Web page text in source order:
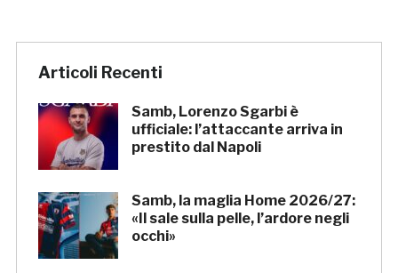
Articoli Recenti
Samb, Lorenzo Sgarbi è
ufficiale: l’attaccante arriva in
prestito dal Napoli
Samb, la maglia Home 2026/27:
«Il sale sulla pelle, l’ardore negli
occhi»